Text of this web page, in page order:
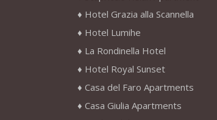
Hotel Grazia alla Scannella
Hotel Lumihe
La Rondinella Hotel
Hotel Royal Sunset
Casa del Faro Apartments
Casa Giulia Apartments